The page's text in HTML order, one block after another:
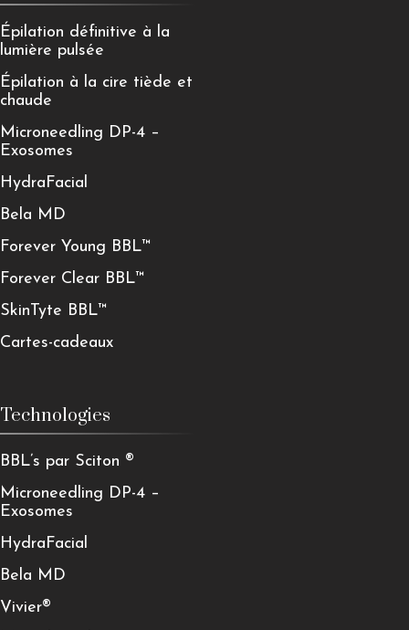
Épilation définitive à la
lumière pulsée
Épilation à la cire tiède et
chaude
Microneedling DP-4 –
Exosomes
HydraFacial
Bela MD
Forever Young BBL™
Forever Clear BBL™
SkinTyte BBL™
Cartes-cadeaux
Technologies
BBL’s par Sciton ®
Microneedling DP-4 –
Exosomes
HydraFacial
Bela MD
Vivier®